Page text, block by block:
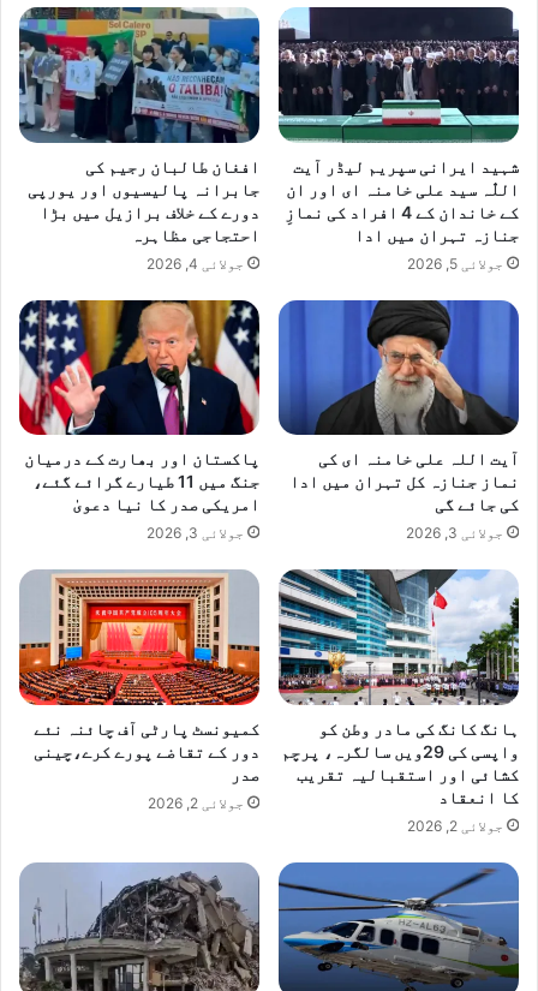
ض
ی
ہ
و
گ
ئ
ے
شہید ایرانی سپریم لیڈر آیت
اللّٰہ سید علی خامنہ ای اور ان
کے خاندان کے 4 افراد کی نمازِ
جنازہ تہران میں ادا
جولائی 5, 2026
افغان طالبان رجیم کی
جابرانہ پالیسیوں اور یورپی
دورے کے خلاف برازیل میں بڑا
احتجاجی مظاہرہ
جولائی 4, 2026
آیت اللہ علی خامنہ ای کی
نماز جنازہ کل تہران میں ادا
کی جائے گی
جولائی 3, 2026
پاکستان اور بھارت کے درمیان
جنگ میں 11 طیارے گرائے گئے،
امریکی صدر کا نیا دعویٰ
جولائی 3, 2026
ہانگ کانگ کی مادر وطن کو
واپسی کی 29ویں سالگرہ، پرچم
کشائی اور استقبالیہ تقریب
کا انعقاد
جولائی 2, 2026
کمیونسٹ پارٹی آف چائنہ نئے
دور کے تقاضے پورے کرے،چینی
صدر
جولائی 2, 2026